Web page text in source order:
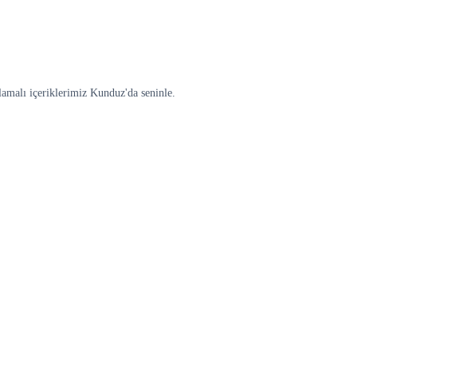
içeriklerimiz Kunduz'da seninle.